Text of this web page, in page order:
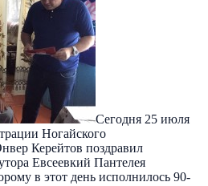
Сегодня 25 июля
Ногайского
Керейтов поздравил
Евсеевкий Пантелея
в этот день исполнилось 90-